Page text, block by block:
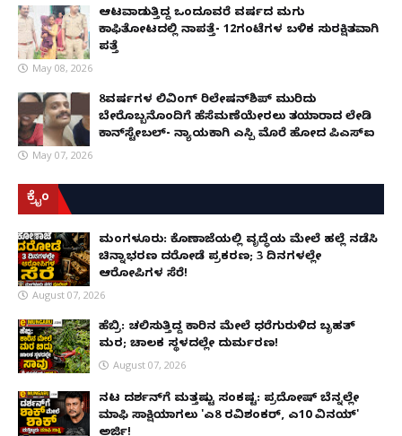
ಆಟವಾಡುತ್ತಿದ್ದ ಒಂದೂವರೆ ವರ್ಷದ ಮಗು
ಕಾಫಿತೋಟದಲ್ಲಿ ನಾಪತ್ತೆ- 12ಗಂಟೆಗಳ ಬಳಿಕ ಸುರಕ್ಷಿತವಾಗಿ
ಪತ್ತೆ
May 08, 2026
8ವರ್ಷಗಳ ಲಿವಿಂಗ್‌ ರಿಲೇಷನ್‌ಶಿಪ್ ಮುರಿದು
ಬೇರೊಬ್ಬನೊಂದಿಗೆ ಹೆಸೆಮಣೆಯೇರಲು ತಯಾರಾದ ಲೇಡಿ
ಕಾನ್‌ಸ್ಟೇಬಲ್- ನ್ಯಾಯಕ್ಕಾಗಿ ಎಸ್ಪಿ ಮೊರೆ ಹೋದ ಪಿಎಸ್ಐ
May 07, 2026
ಕ್ರೈಂ
ಮಂಗಳೂರು: ಕೊಣಾಜೆಯಲ್ಲಿ ವೃದ್ಧೆಯ ಮೇಲೆ ಹಲ್ಲೆ ನಡೆಸಿ
ಚಿನ್ನಾಭರಣ ದರೋಡೆ ಪ್ರಕರಣ; 3 ದಿನಗಳಲ್ಲೇ
ಆರೋಪಿಗಳ ಸೆರೆ!
August 07, 2026
ಹೆಬ್ರಿ: ಚಲಿಸುತ್ತಿದ್ದ ಕಾರಿನ ಮೇಲೆ ಧರೆಗುರುಳಿದ ಬೃಹತ್
ಮರ; ಚಾಲಕ ಸ್ಥಳದಲ್ಲೇ ದುರ್ಮರಣ!
August 07, 2026
ನಟ ದರ್ಶನ್‌ಗೆ ಮತ್ತಷ್ಟು ಸಂಕಷ್ಟ: ಪ್ರದೋಷ್ ಬೆನ್ನಲ್ಲೇ
ಮಾಫಿ ಸಾಕ್ಷಿಯಾಗಲು 'ಎ8 ರವಿಶಂಕರ್, ಎ10 ವಿನಯ್'